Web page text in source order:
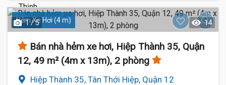
Hẻm Xe Hơi (4 m)
1 / 5 14
Bán nhà hẻm xe hơi, Hiệp Thành 35, Quận
12, 49 m² (4m x 13m), 2 phòng
Hiệp Thành 35, Tân Thới Hiệp, Quận 12